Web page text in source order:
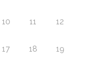
10 11 12
17 18 19